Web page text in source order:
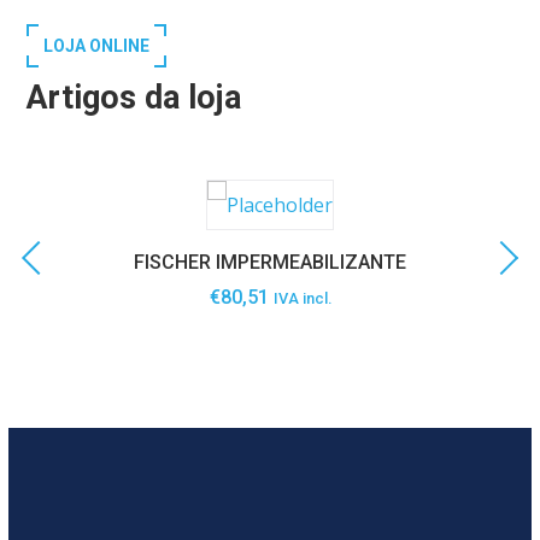
LOJA ONLINE
Artigos da loja
FISCHER IMPERMEABILIZANTE
€80,51 IVA incl.
SABER MAIS